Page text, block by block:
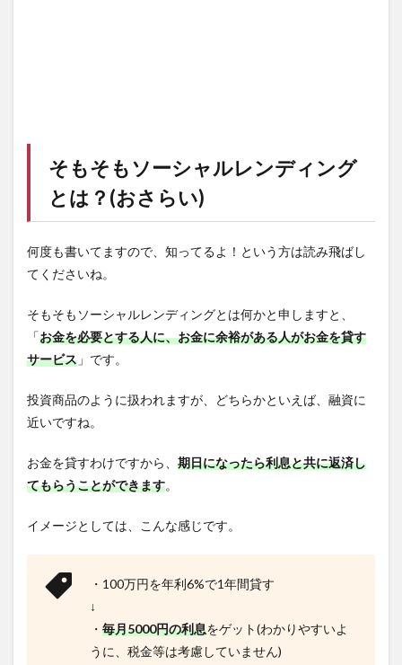
そもそもソーシャルレンディング
とは？(おさらい)
何度も書いてますので、知ってるよ！という方は読み飛ばし
てくださいね。
そもそもソーシャルレンディングとは何かと申しますと、
「お金を必要とする人に、お金に余裕がある人がお金を貸す
サービス 」です。
投資商品のように扱われますが、どちらかといえば、融資に
近いですね。
お金を貸すわけですから、 期日になったら利息と共に返済し
てもらうことができます。
イメージとしては、こんな感じです。
・100万円を年利6%で1年間貸す
↓
・ 毎月5000円の利息をゲット(わかりやすいよ
うに、税金等は考慮していません)